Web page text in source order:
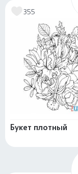
355
Букет плотный